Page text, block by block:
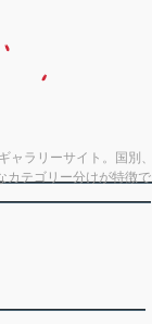
ャラリーサイト。国別、
カテゴリー分けが特徴で